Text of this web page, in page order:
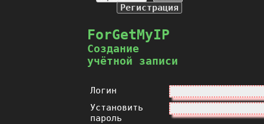
Регистрация
ForGetMyIP
Создание
учётной записи
Логин
Установить
пароль